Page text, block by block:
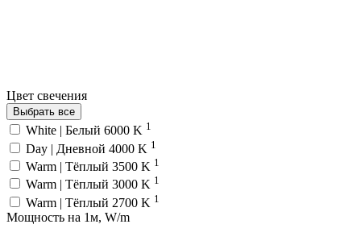
Цвет свечения
Выбрать все
White | Белый 6000 K 1
Day | Дневной 4000 K 1
Warm | Тёплый 3500 K 1
Warm | Тёплый 3000 K 1
Warm | Тёплый 2700 K 1
Мощность на 1м, W/m